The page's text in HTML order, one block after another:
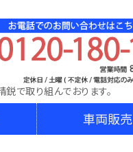
で取り組んでおります。
車両販売